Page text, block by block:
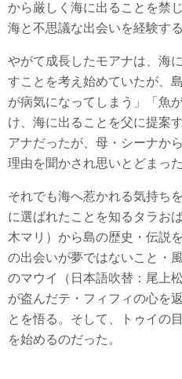
から厳しく海に出ることを禁
海と不思議な出会いを経験する
やがて成長したモアナは、海
すことを考え始めていたが、
が病気になってしまう」「魚
け、海に出ることを父に提案
アナだったが、母・シーナか
理由を聞かされ思いとどまった
それでも海へ惹かれる気持ち
に選ばれたことを知るタラお
木マリ）から島の歴史・伝説
の出会いが夢ではないこと・
のマウイ（日本語吹替：尾上
が盗んだテ・フィフィの心を
とを悟る。そして、トゥイの
を始めるのだった。